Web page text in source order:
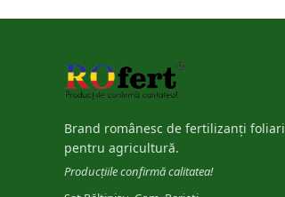
Brand românesc de fertilizanți foliari
pentru agricultură.
Producțiile confirmă calitatea!